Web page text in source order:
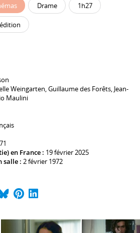
Drame 1h27
Weingarten,Guillaume des Forêts, Jean-
Maulini
en France : 19 février 2025
salle : 2 février 1972